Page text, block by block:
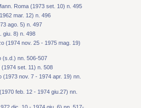
Roma (1973 set. 10) n. 495
mar. 12) n. 496
ago. 5) n. 497
giu. 8) n. 498
(1974 nov. 25 - 1975 mag. 19)
(s.d.) nn. 506-507
set. 11) n. 508
(1973 nov. 7 - 1974 apr. 19) nn.
feb. 12 - 1974 giu.27) nn.
dic. 10 - 1974 giu. 6) nn. 517-